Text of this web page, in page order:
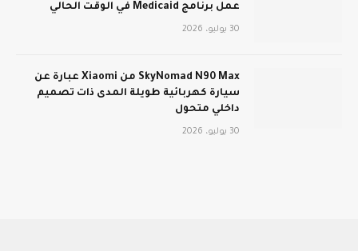
عمل برنامج Medicaid في الوقت الحالي
30 يوليو، 2026
SkyNomad N90 Max من Xiaomi عبارة عن
سيارة كهربائية طويلة المدى ذات تصميم
داخلي متحول
30 يوليو، 2026